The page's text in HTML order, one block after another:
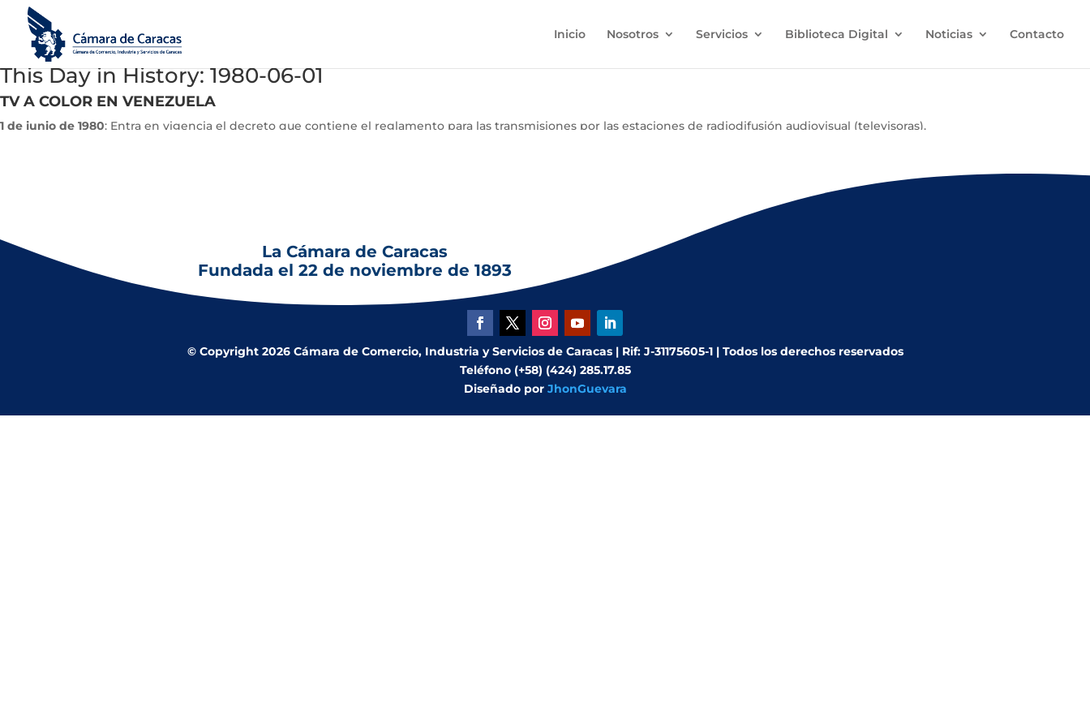
Inicio Nosotros Servicios Biblioteca Digital Noticias Contacto
This Day in History: 1980-06-01
TV A COLOR EN VENEZUELA
1 de junio de 1980: Entra en vigencia el decreto que contiene el reglamento para las transmisiones por las estaciones de radiodifusión audiovisual (televisoras).
La Cámara de Caracas
Fundada el 22 de noviembre de 1893
© Copyright 2026 Cámara de Comercio, Industria y Servicios de Caracas | Rif: J-31175605-1 | Todos los derechos reservados
Teléfono (+58) (424) 285.17.85
Diseñado por JhonGuevara